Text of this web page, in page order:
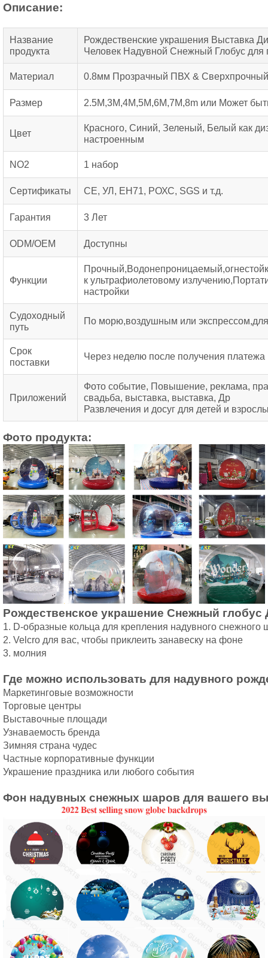
Описание:
Название
продукта
Рождественские украшения Выставка
Человек Надувной Снежный Глобус для
Материал 0.8мм Прозрачный ПВХ &
Размер 2.5М,3М,4М,5М,6М,7М,8m или Может
Цвет
Красного, Синий, Зеленый, Белый как
настроенным
NO2 1 набор
Сертификаты СЕ, УЛ, ЕН71, РОХС, SGS и т.д.
Гарантия 3 Лет
ODM/OEM Доступны
Функции
к ультрафиолетовому
настройки
Судоходный
путь
По морю,воздушным или
Срок
поставки
Через неделю после получения платежа
Приложений
Фото событие, Повышение, реклама,
свадьба, выставка, выставка, Др
Развлечения и досуг для детей и
1. D-образные кольца для крепления надувного снежного
2. Velcro для вас, чтобы приклеить занавеску на фоне
3. молния
Маркетинговые возможности
Торговые центры
Выставочные площади
Узнаваемость бренда
Зимняя страна чудес
Частные корпоративные функции
Украшение праздника или любого события